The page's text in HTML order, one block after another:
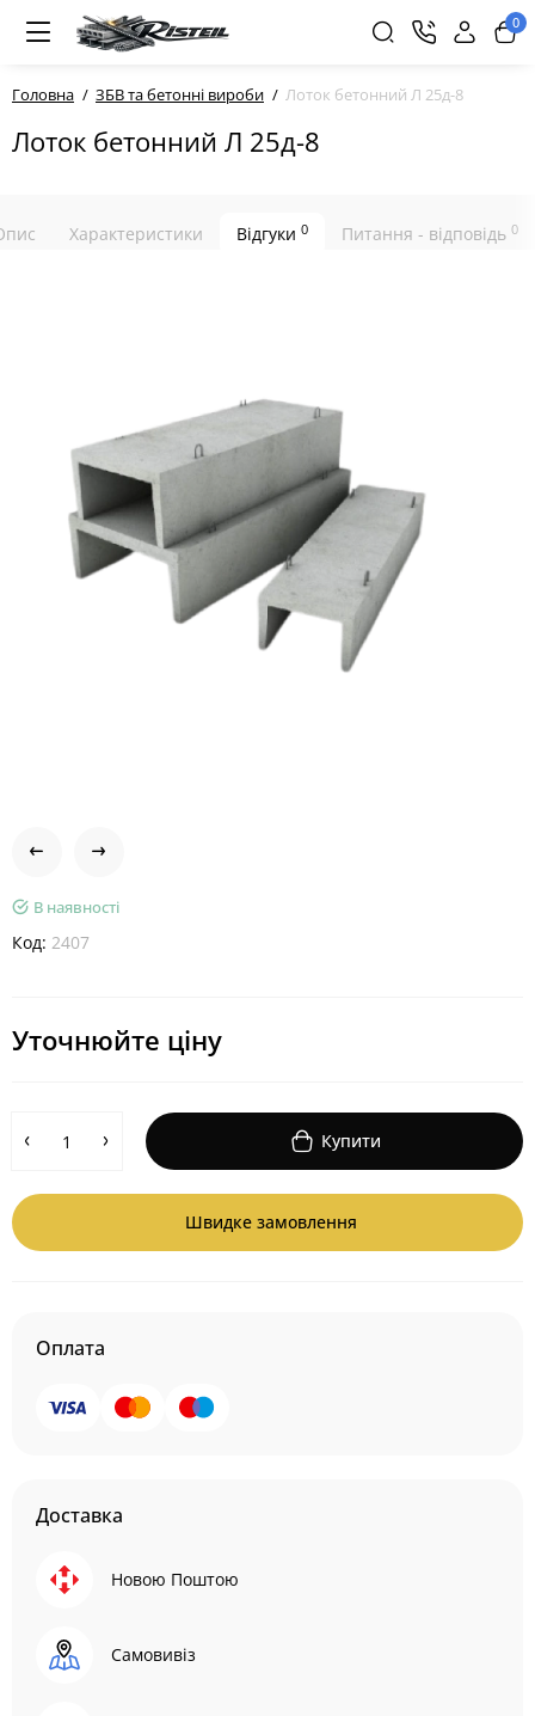
0
Головна ЗБВ та бетонні вироби Лоток бетонний Л 25д-8
Лоток бетонний Л 25д-8
Характеристики Відгуки 0 Питання - відповідь 0
В наявності
Код: 2407
Уточнюйте ціну
Купити
Швидке замовлення
Оплата
Доставка
Новою Поштою
Самовивіз